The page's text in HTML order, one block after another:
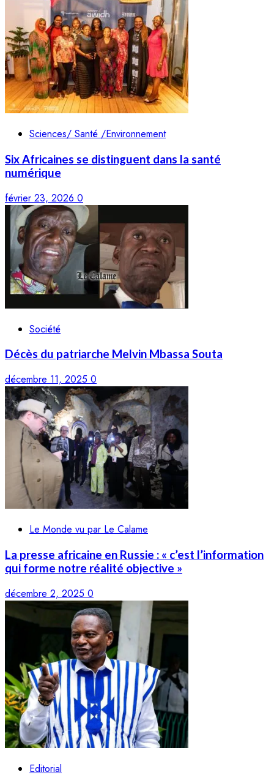
Sciences/ Santé /Environnement
Six Africaines se distinguent dans la santé
numérique
février 23, 2026 0
Société
Décès du patriarche Melvin Mbassa Souta
décembre 11, 2025 0
Le Monde vu par Le Calame
La presse africaine en Russie : « c’est l’information
qui forme notre réalité objective »
décembre 2, 2025 0
Editorial